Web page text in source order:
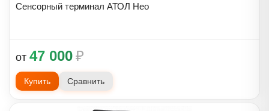
Сенсорный терминал АТОЛ Нео
от 47 000₽
Купить Сравнить